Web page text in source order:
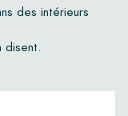
des intérieurs
disent.